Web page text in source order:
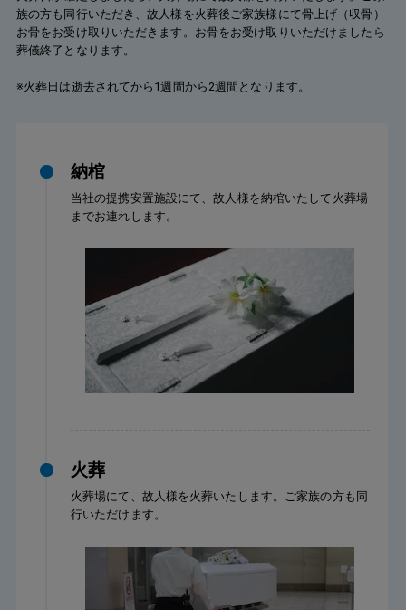
族の方も同行いただき、故人様を火葬後ご家族様にて骨上げ（収骨）
お骨をお受け取りいただきます。お骨をお受け取りいただけましたら
葬儀終了となります。
※火葬日は逝去されてから1週間から2週間となります。
納棺
当社の提携安置施設にて、故人様を納棺いたして火葬場
までお連れします。
火葬
火葬場にて、故人様を火葬いたします。ご家族の方も同
行いただけます。